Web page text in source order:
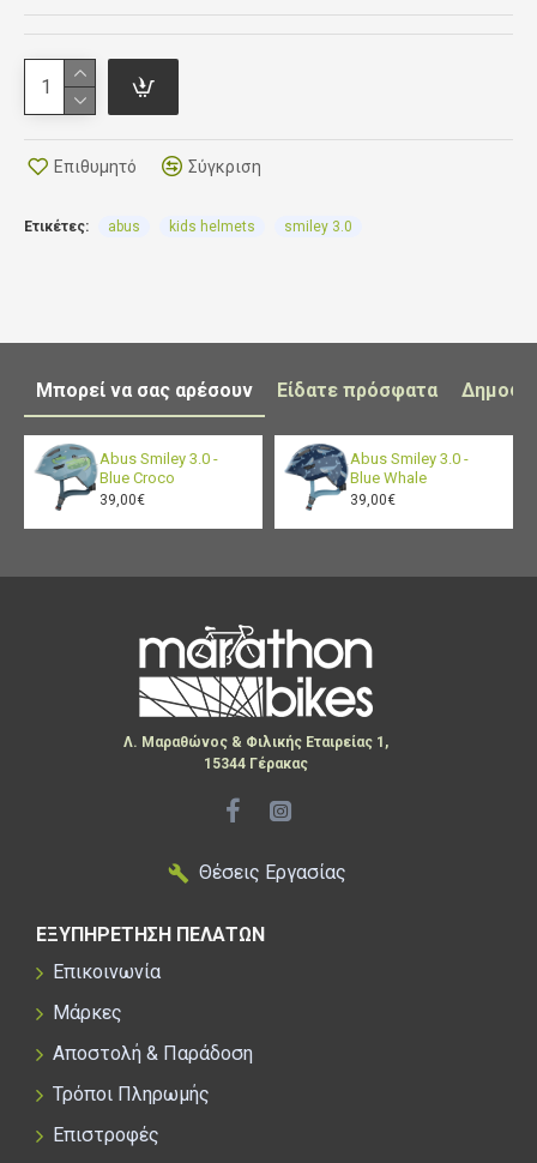
Βάρος από 220 εως 240 γραμ ανάλογα με το
μέγεθος
Επιθυμητό Σύγκριση
Ετικέτες: abus kids helmets smiley 3.0
Μπορεί να σας αρέσουν Είδατε πρόσφατα
Abus Smiley 3.0 -
Blue Croco
39,00€
Abus Smiley 3.0 -
Blue Whale
39,00€
Λ. Μαραθώνος & Φιλικής Εταιρείας 1,
15344 Γέρακας
Θέσεις Εργασίας
ΕΞΥΠΗΡΕΤΗΣΗ ΠΕΛΑΤΩΝ
Επικοινωνία
Μάρκες
Αποστολή & Παράδοση
Τρόποι Πληρωμής
Επιστροφές